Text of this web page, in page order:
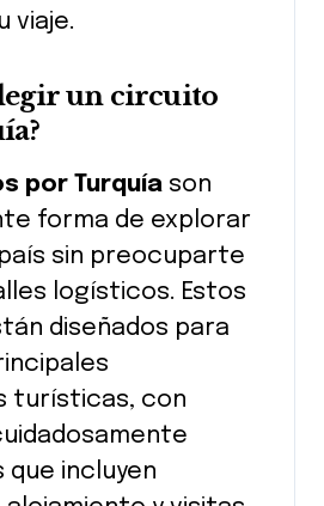
viaje.
un circuito
por Turquía son
forma de explorar
sin preocuparte
logísticos. Estos
diseñados para
turísticas, con
que incluyen